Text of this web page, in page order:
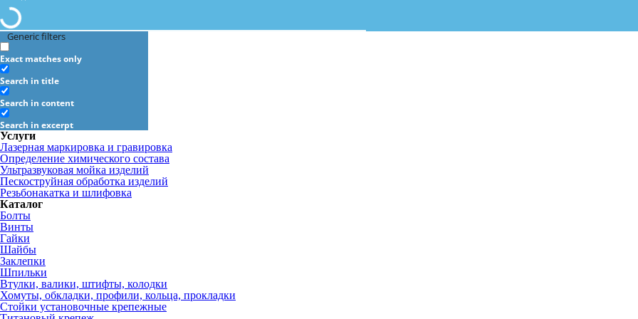
Generic filters
Exact matches only
Search in title
Search in content
Search in excerpt
Услуги
Лазерная маркировка и гравировка
Определение химического состава
Ультразвуковая мойка изделий
Пескоструйная обработка изделий
Резьбонакатка и шлифовка
Каталог
Болты
Винты
Гайки
Шайбы
Заклепки
Шпильки
Втулки, валики, штифты, колодки
Хомуты, обкладки, профили, кольца, прокладки
Стойки установочные крепежные